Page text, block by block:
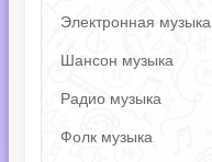
Электронная музыка
Шансон музыка
Радио музыка
Фолк музыка